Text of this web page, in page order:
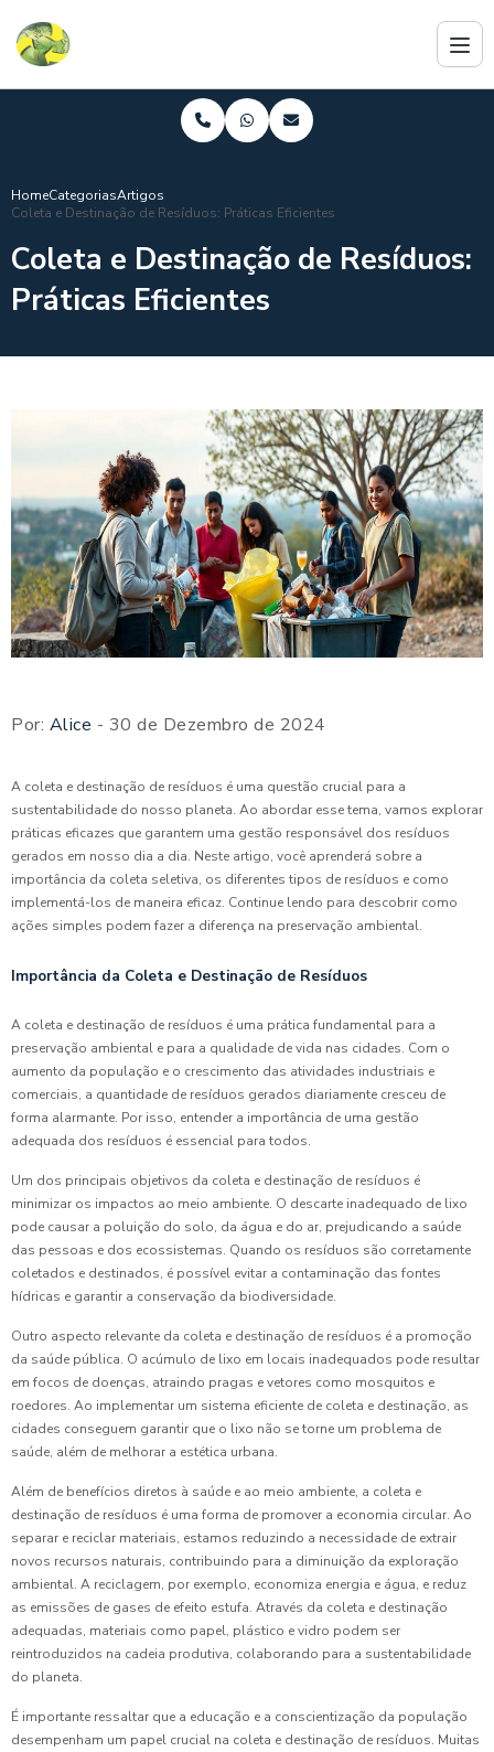
HomeCategoriasArtigos
Coleta e Destinação de Resíduos: Práticas Eficientes
Coleta e Destinação de Resíduos:
Práticas Eficientes
Por: Alice - 30 de Dezembro de 2024
A coleta e destinação de resíduos é uma questão crucial para a
sustentabilidade do nosso planeta. Ao abordar esse tema, vamos explorar
práticas eficazes que garantem uma gestão responsável dos resíduos
gerados em nosso dia a dia. Neste artigo, você aprenderá sobre a
importância da coleta seletiva, os diferentes tipos de resíduos e como
implementá-los de maneira eficaz. Continue lendo para descobrir como
ações simples podem fazer a diferença na preservação ambiental.
Importância da Coleta e Destinação de Resíduos
A coleta e destinação de resíduos é uma prática fundamental para a
preservação ambiental e para a qualidade de vida nas cidades. Com o
aumento da população e o crescimento das atividades industriais e
comerciais, a quantidade de resíduos gerados diariamente cresceu de
forma alarmante. Por isso, entender a importância de uma gestão
adequada dos resíduos é essencial para todos.
Um dos principais objetivos da coleta e destinação de resíduos é
minimizar os impactos ao meio ambiente. O descarte inadequado de lixo
pode causar a poluição do solo, da água e do ar, prejudicando a saúde
das pessoas e dos ecossistemas. Quando os resíduos são corretamente
coletados e destinados, é possível evitar a contaminação das fontes
hídricas e garantir a conservação da biodiversidade.
Outro aspecto relevante da coleta e destinação de resíduos é a promoção
da saúde pública. O acúmulo de lixo em locais inadequados pode resultar
em focos de doenças, atraindo pragas e vetores como mosquitos e
roedores. Ao implementar um sistema eficiente de coleta e destinação, as
cidades conseguem garantir que o lixo não se torne um problema de
saúde, além de melhorar a estética urbana.
Além de benefícios diretos à saúde e ao meio ambiente, a coleta e
destinação de resíduos é uma forma de promover a economia circular. Ao
separar e reciclar materiais, estamos reduzindo a necessidade de extrair
novos recursos naturais, contribuindo para a diminuição da exploração
ambiental. A reciclagem, por exemplo, economiza energia e água, e reduz
as emissões de gases de efeito estufa. Através da coleta e destinação
adequadas, materiais como papel, plástico e vidro podem ser
reintroduzidos na cadeia produtiva, colaborando para a sustentabilidade
do planeta.
É importante ressaltar que a educação e a conscientização da população
desempenham um papel crucial na coleta e destinação de resíduos. Muitas